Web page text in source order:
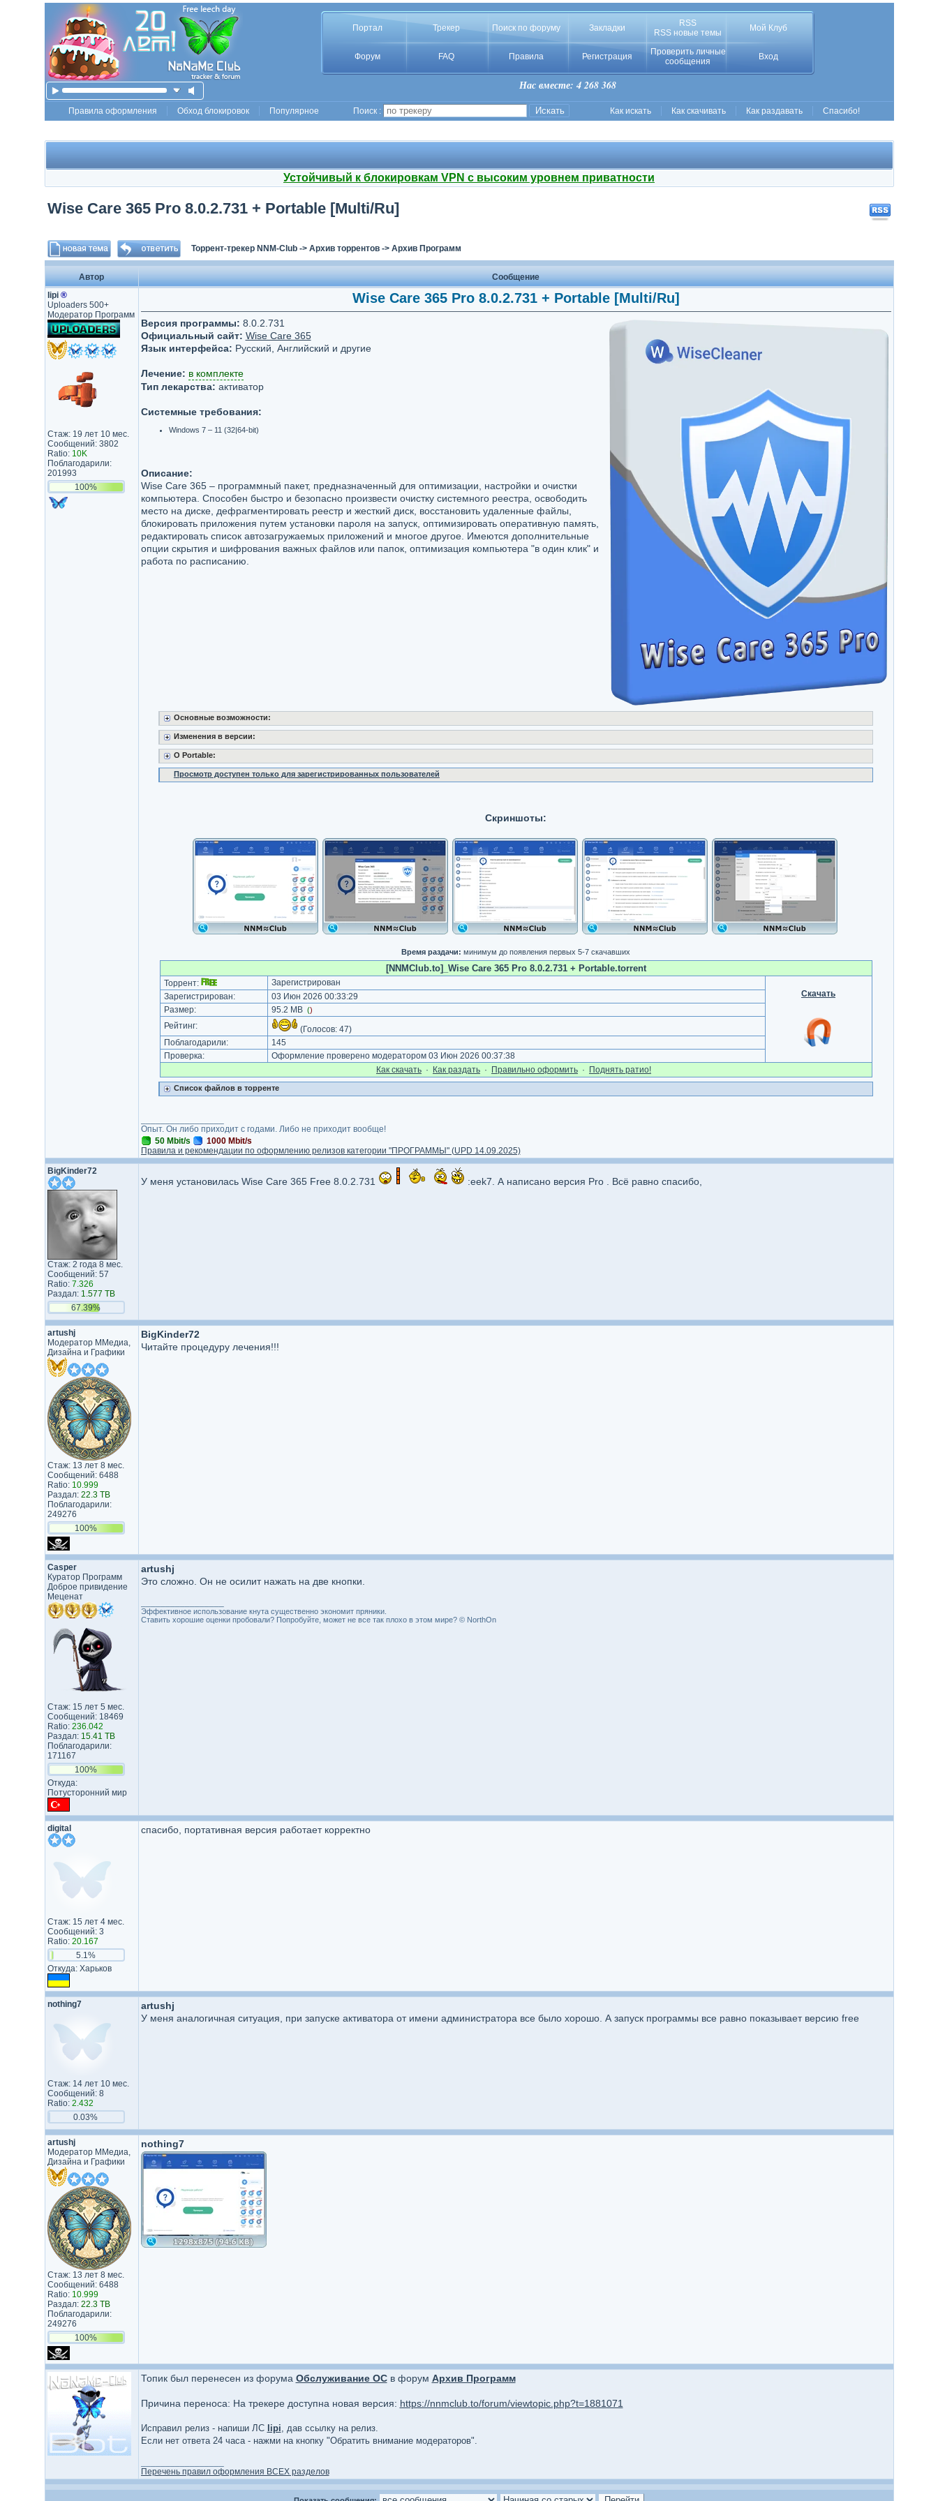
Портал Трекер Поиск по форуму Закладки
RSS
RSS новые темы
Мой Клуб
Форум FAQ Правила Регистрация
Проверить личные
сообщения
Вход
Нас вместе: 4 268 368
Правила оформления Обход блокировок Популярное Поиск : Как искать Как скачивать Как раздавать Спасибо!
Устойчивый к блокировкам VPN с высоким уровнем приватности
Wise Care 365 Pro 8.0.2.731 + Portable [Multi/Ru]
Торрент-трекер NNM-Club-> Архив торрентов-> Архив Программ
Автор
Сообщение
lipi ®
Uploaders 500+
Модератор Программ
Стаж: 19 лет 10 мес.
Сообщений: 3802
Ratio: 10K
Поблагодарили:
201993
100%
Wise Care 365 Pro 8.0.2.731 + Portable [Multi/Ru]
Версия программы: 8.0.2.731
Официальный сайт: Wise Care 365
Язык интерфейса: Русский, Английский и другие
Лечение: в комплекте
Тип лекарства: активатор
Системные требования:
Windows 7 – 11 (32|64-bit)
Описание:
Wise Care 365 – программный пакет, предназначенный для оптимизации, настройки и очистки
компьютера. Способен быстро и безопасно произвести очистку системного реестра, освободить
место на диске, дефрагментировать реестр и жесткий диск, восстановить удаленные файлы,
блокировать приложения путем установки пароля на запуск, оптимизировать оперативную память,
редактировать список автозагружаемых приложений и многое другое. Имеются дополнительные
опции скрытия и шифрования важных файлов или папок, оптимизация компьютера "в один клик" и
работа по расписанию.
Основные возможности:
Изменения в версии:
O Portable:
Просмотр доступен только для зарегистрированных пользователей
Скриншоты:
Время раздачи: минимум до появления первых 5-7 скачавших
[NNMClub.to]_Wise Care 365 Pro 8.0.2.731 + Portable.torrent
Торрент:
Зарегистрирован
Скачать
Зарегистрирован:
03 Июн 2026 00:33:29
Размер:
95.2 MB ()
Рейтинг: (Голосов: 47)
Поблагодарили:
145
Проверка:
Оформление проверено модератором 03 Июн 2026 00:37:38
Как cкачать · Как раздать · Правильно оформить · Поднять ратио!
Список файлов в торренте
Опыт. Он либо приходит с годами. Либо не приходит вообще!
50 Mbit/s
1000 Mbit/s
Правила и рекомендации по оформлению релизов категории "ПРОГРАММЫ" (UPD 14.09.2025)
BigKinder72
Стаж: 2 года 8 мес.
Сообщений: 57
Ratio: 7.326
Раздал: 1.577 TB
67.39%
У меня установилась Wise Care 365 Free 8.0.2.731 :eek7. А написано версия Pro . Всё равно спасибо,
artushj
Модератор ММедиа,
Дизайна и Графики
Стаж: 13 лет 8 мес.
Сообщений: 6488
Ratio: 10.999
Раздал: 22.3 TB
Поблагодарили:
249276
100%
BigKinder72
Читайте процедуру лечения!!!
Casper
Куратор Программ
Доброе привидение
Меценат
Стаж: 15 лет 5 мес.
Сообщений: 18469
Ratio: 236.042
Раздал: 15.41 TB
Поблагодарили:
171167
100%
Откуда:
Потусторонний мир
artushj
Это сложно. Он не осилит нажать на две кнопки.
Эффективное использование кнута существенно экономит пряники.
Ставить хорошие оценки пробовали? Попробуйте, может не все так плохо в этом мире? © NorthOn
digital
Стаж: 15 лет 4 мес.
Сообщений: 3
Ratio: 20.167
5.1%
Откуда: Харьков
спасибо, портативная версия работает корректно
nothing7
Стаж: 14 лет 10 мес.
Сообщений: 8
Ratio: 2.432
0.03%
artushj
У меня аналогичная ситуация, при запуске активатора от имени администратора все было хорошо. А запуск программы все равно показывает версию free
artushj
Модератор ММедиа,
Дизайна и Графики
Стаж: 13 лет 8 мес.
Сообщений: 6488
Ratio: 10.999
Раздал: 22.3 TB
Поблагодарили:
249276
100%
nothing7
Топик был перенесен из форума Обслуживание ОСв форум Архив Программ
Причина переноса: На трекере доступна новая версия: https://nnmclub.to/forum/viewtopic.php?t=1881071
Исправил релиз - напиши ЛС lipi, дав ссылку на релиз.
Если нет ответа 24 часа - нажми на кнопку "Обратить внимание модераторов".
Перечень правил оформления ВСЕХ разделов